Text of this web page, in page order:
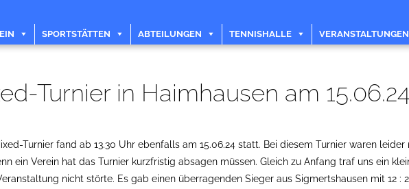
SPORTSTÄTTEN ABTEILUNGEN TENNISHALLE VERANSTALTUNGEN
Turnier in Haimhausen am 15.06.24
Turnier fand ab 13.30 Uhr ebenfalls am 15.06.24 statt. Bei diesem Turnier waren
ein Verein hat das Turnier kurzfristig absagen müssen. Gleich zu Anfang traf uns ein
nicht störte. Es gab einen überragenden Sieger aus Sigmertshausen mit 12 :